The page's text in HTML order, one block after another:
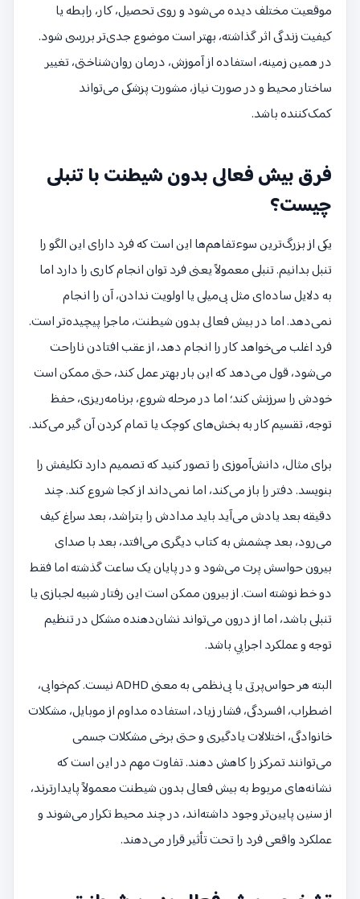
موقعیت مختلف دیده می‌شود و روی تحصیل، کار، رابطه یا
کیفیت زندگی اثر گذاشته، بهتر است موضوع جدی‌تر بررسی شود.
در همین زمینه، استفاده از آموزش، درمان روان‌شناختی، تغییر
ساختار محیط و در صورت نیاز، مشورت پزشکی می‌تواند
کمک‌کننده باشد.
فرق بیش فعالی بدون شیطنت با تنبلی
چیست؟
یکی از بزرگ‌ترین سوءتفاهم‌ها این است که فرد دارای این الگو را
تنبل بدانیم. تنبلی معمولاً یعنی فرد توان انجام کاری را دارد اما
به دلایل ساده‌ای مثل بی‌میلی یا اولویت ندادن، آن را انجام
نمی‌دهد. اما در بیش فعالی بدون شیطنت، ماجرا پیچیده‌تر است.
فرد اغلب می‌خواهد کار را انجام دهد، از عقب افتادن ناراحت
می‌شود، قول می‌دهد که این بار بهتر عمل کند، حتی ممکن است
خودش را سرزنش کند؛ اما در مرحله شروع، برنامه‌ریزی، حفظ
توجه، تقسیم کار به بخش‌های کوچک یا تمام کردن آن گیر می‌کند.
برای مثال، دانش‌آموزی را تصور کنید که تصمیم دارد تکلیفش را
بنویسد. دفتر را باز می‌کند، اما نمی‌داند از کجا شروع کند. چند
دقیقه بعد یادش می‌آید باید مدادش را بتراشد، بعد سراغ کیف
می‌رود، بعد چشمش به کتاب دیگری می‌افتد، بعد با صدای
بیرون حواسش پرت می‌شود و در پایان یک ساعت گذشته اما فقط
دو خط نوشته است. از بیرون ممکن است این رفتار شبیه لجبازی یا
تنبلی باشد، اما از درون می‌تواند نشان‌دهنده مشکل در تنظیم
توجه و عملکرد اجرایی باشد.
البته هر حواس‌پرتی یا بی‌نظمی به معنی ADHD نیست. کم‌خوابی،
اضطراب، افسردگی، فشار زیاد، استفاده مداوم از موبایل، مشکلات
خانوادگی، اختلالات یادگیری و حتی برخی مشکلات جسمی
می‌توانند تمرکز را کاهش دهند. تفاوت مهم در این است که
نشانه‌های مربوط به بیش فعالی بدون شیطنت معمولاً پایدارترند،
از سنین پایین‌تر وجود داشته‌اند، در چند محیط تکرار می‌شوند و
عملکرد واقعی فرد را تحت تأثیر قرار می‌دهند.